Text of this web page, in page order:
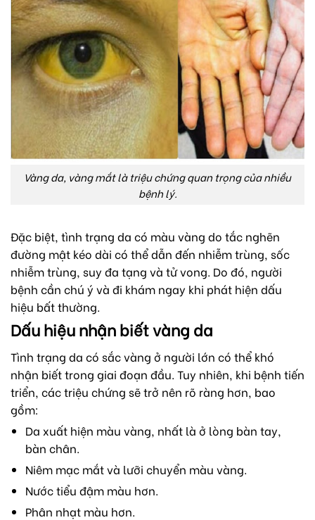
Vàng da, vàng mắt là triệu chứng quan trọng của nhiều
bệnh lý.
Đặc biệt, tình trạng da có màu vàng do tắc nghẽn
đường mật kéo dài có thể dẫn đến nhiễm trùng, sốc
nhiễm trùng, suy đa tạng và tử vong. Do đó, người
bệnh cần chú ý và đi khám ngay khi phát hiện dấu
hiệu bất thường.
Dấu hiệu nhận biết vàng da
Tình trạng da có sắc vàng ở người lớn có thể khó
nhận biết trong giai đoạn đầu. Tuy nhiên, khi bệnh tiến
triển, các triệu chứng sẽ trở nên rõ ràng hơn, bao
gồm:
Da xuất hiện màu vàng, nhất là ở lòng bàn tay,
bàn chân.
Niêm mạc mắt và lưỡi chuyển màu vàng.
Nước tiểu đậm màu hơn.
Phân nhạt màu hơn.